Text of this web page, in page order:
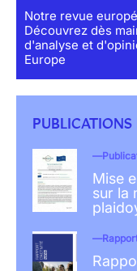
Notre revue
Découvrez dès
d'analyse et
Europe
PUBLICATIONS
Mise
sur la